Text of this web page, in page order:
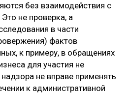
без взаимодействия с
не проверка, а
в части
фактов
к примеру, в обращениях
для участия не
надзора не вправе применять
к административной